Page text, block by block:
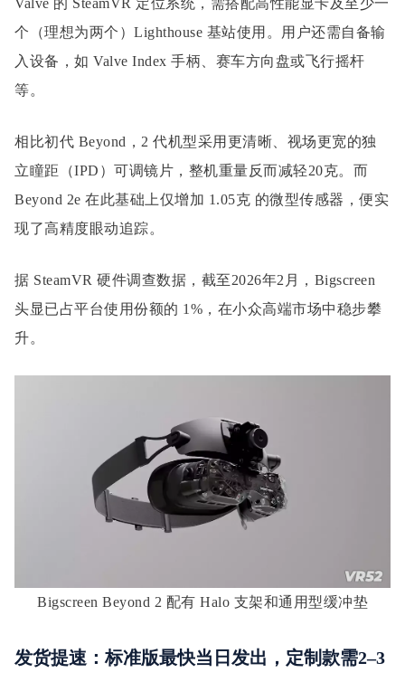
Valve 的 SteamVR 定位系统，需搭配高性能显卡及至少一
个（理想为两个）Lighthouse 基站使用。用户还需自备输
入设备，如 Valve Index 手柄、赛车方向盘或飞行摇杆
等。
相比初代 Beyond，2 代机型采用更清晰、视场更宽的独
立瞳距（IPD）可调镜片，整机重量反而减轻20克。而
Beyond 2e 在此基础上仅增加 1.05克 的微型传感器，便实
现了高精度眼动追踪。
据 SteamVR 硬件调查数据，截至2026年2月，Bigscreen
头显已占平台使用份额的 1%，在小众高端市场中稳步攀
升。
Bigscreen Beyond 2 配有 Halo 支架和通用型缓冲垫
发货提速：标准版最快当日发出，定制款需2–3